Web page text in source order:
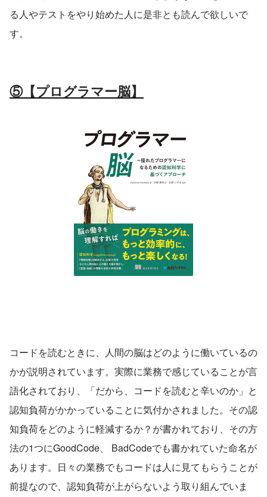
る人やテストをやり始めた人に是非とも読んで欲しいで
す。
⑤【プログラマー脳】
コードを読むときに、人間の脳はどのように働いているの
かが説明されています。実際に業務で感じていることが言
語化されており、「だから、コードを読むと辛いのか」と
認知負荷がかかっていることに気付かされました。その認
知負荷をどのように軽減するか？が書かれており、その方
法の1つにGoodCode、 BadCodeでも書かれていた命名が
あります。日々の業務でもコードは人に見てもらうことが
前提なので、認知負荷が上がらないよう取り組んでいま